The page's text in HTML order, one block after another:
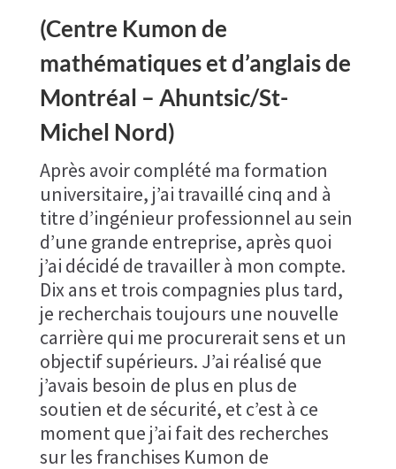
(Centre Kumon de
mathématiques et d’anglais de
Montréal – Ahuntsic/St-
Michel Nord)
Après avoir complété ma formation
universitaire, j’ai travaillé cinq and à
titre d’ingénieur professionnel au sein
d’une grande entreprise, après quoi
j’ai décidé de travailler à mon compte.
Dix ans et trois compagnies plus tard,
je recherchais toujours une nouvelle
carrière qui me procurerait sens et un
objectif supérieurs. J’ai réalisé que
j’avais besoin de plus en plus de
soutien et de sécurité, et c’est à ce
moment que j’ai fait des recherches
sur les franchises Kumon de